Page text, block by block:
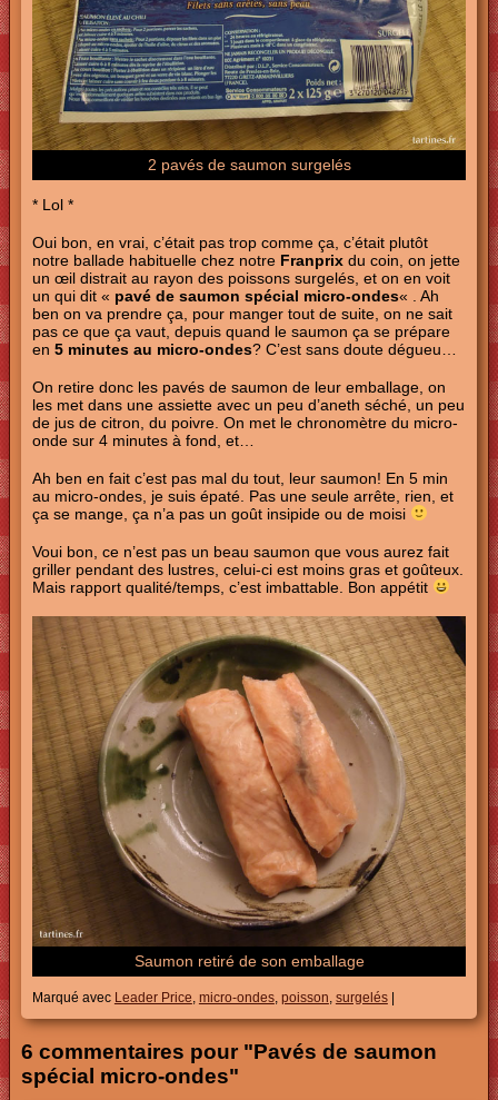
2 pavés de saumon surgelés
* Lol *
Oui bon, en vrai, c’était pas trop comme ça, c’était plutôt
notre ballade habituelle chez notre Franprixdu coin, on jette
un œil distrait au rayon des poissons surgelés, et on en voit
un qui dit « pavé de saumon spécial micro-ondes« . Ah
ben on va prendre ça, pour manger tout de suite, on ne sait
pas ce que ça vaut, depuis quand le saumon ça se prépare
en 5 minutes au micro-ondes? C’est sans doute dégueu…
On retire donc les pavés de saumon de leur emballage, on
les met dans une assiette avec un peu d’aneth séché, un peu
de jus de citron, du poivre. On met le chronomètre du micro-
onde sur 4 minutes à fond, et…
Ah ben en fait c’est pas mal du tout, leur saumon! En 5 min
au micro-ondes, je suis épaté. Pas une seule arrête, rien, et
ça se mange, ça n’a pas un goût insipide ou de moisi
Voui bon, ce n’est pas un beau saumon que vous aurez fait
griller pendant des lustres, celui-ci est moins gras et goûteux.
Mais rapport qualité/temps, c’est imbattable. Bon appétit
Saumon retiré de son emballage
Marqué avec Leader Price, micro-ondes, poisson, surgelés
6 commentaires pour "Pavés de saumon
spécial micro-ondes"